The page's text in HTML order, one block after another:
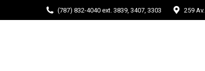
(787) 832-4040 ext. 3839, 3407, 3303 259
DEPARTAMENTO ACADÉMICO